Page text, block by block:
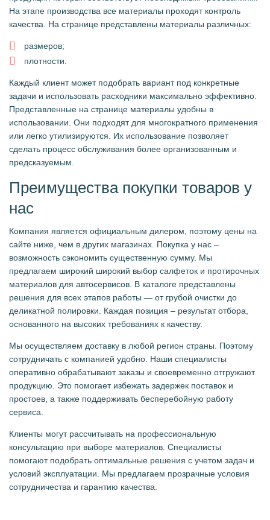
На этапе производства все материалы проходят контроль
качества. На странице представлены материалы различных:
размеров;
плотности.
Каждый клиент может подобрать вариант под конкретные
задачи и использовать расходники максимально эффективно.
Представленные на странице материалы удобны в
использовании. Они подходят для многократного применения
или легко утилизируются. Их использование позволяет
сделать процесс обслуживания более организованным и
предсказуемым.
Преимущества покупки товаров у
нас
Компания является официальным дилером, поэтому цены на
сайте ниже, чем в других магазинах. Покупка у нас –
возможность сэкономить существенную сумму. Мы
предлагаем широкий широкий выбор салфеток и протирочных
материалов для автосервисов. В каталоге представлены
решения для всех этапов работы — от грубой очистки до
деликатной полировки. Каждая позиция – результат отбора,
основанного на высоких требованиях к качеству.
Мы осуществляем доставку в любой регион страны. Поэтому
сотрудничать с компанией удобно. Наши специалисты
оперативно обрабатывают заказы и своевременно отгружают
продукцию. Это помогает избежать задержек поставок и
простоев, а также поддерживать бесперебойную работу
сервиса.
Клиенты могут рассчитывать на профессиональную
консультацию при выборе материалов. Специалисты
помогают подобрать оптимальные решения с учетом задач и
условий эксплуатации. Мы предлагаем прозрачные условия
сотрудничества и гарантию качества.